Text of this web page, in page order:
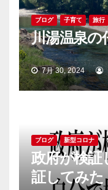
ブログ 子育て 旅行
川湯温泉の
7月 30, 2024
ブログ 新型コロナ
政府が検証
証してみた